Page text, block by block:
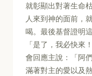
就彰顯出對著生命
人來到神的面前，
喝。最後基督證明
「是了，我必快來
會回應主說：「阿
滿著對主的愛以及